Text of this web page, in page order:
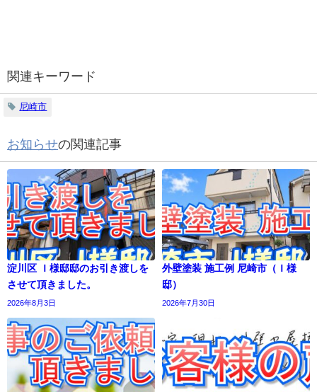
関連キーワード
尼崎市
お知らせの関連記事
淀川区 Ｉ様邸邸のお引き渡しを
させて頂きました。
2026年8月3日
外壁塗装 施工例 尼崎市（Ｉ様
邸）
2026年7月30日